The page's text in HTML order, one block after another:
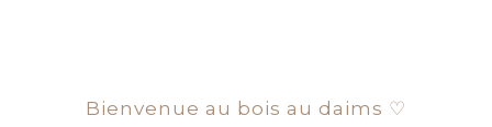
Bienvenue au bois au daims ♡